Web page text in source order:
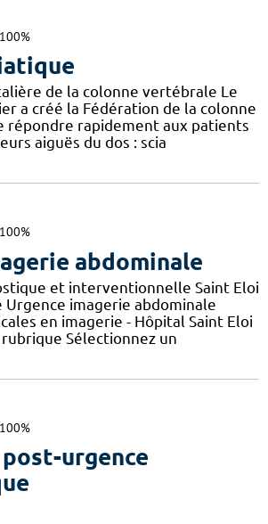
100%
de la colonne vertébrale Le
a créé la Fédération de la colonne
répondre rapidement aux patients
aiguës du dos : scia
100%
abdominale
et interventionnelle Saint Eloi
Urgence imagerie abdominale
en imagerie - Hôpital Saint Eloi
Sélectionnez un
100%
urgence